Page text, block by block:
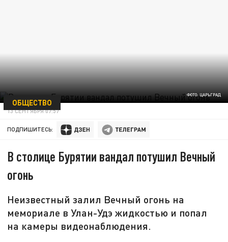
ФОТО: ЦАРЬГРАД
ОБЩЕСТВО
13 СЕНТЯБРЯ 07:57
ПОДПИШИТЕСЬ:
В столице Бурятии вандал потушил Вечный
огонь
Неизвестный залил Вечный огонь на
мемориале в Улан-Удэ жидкостью и попал
на камеры видеонаблюдения.